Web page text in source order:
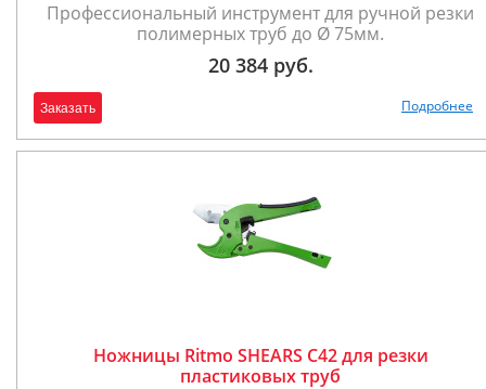
Профессиональный инструмент для ручной резки
полимерных труб до Ø 75мм.
20 384 руб.
Заказать Подробнее
Ножницы Ritmo SHEARS C42 для резки
пластиковых труб